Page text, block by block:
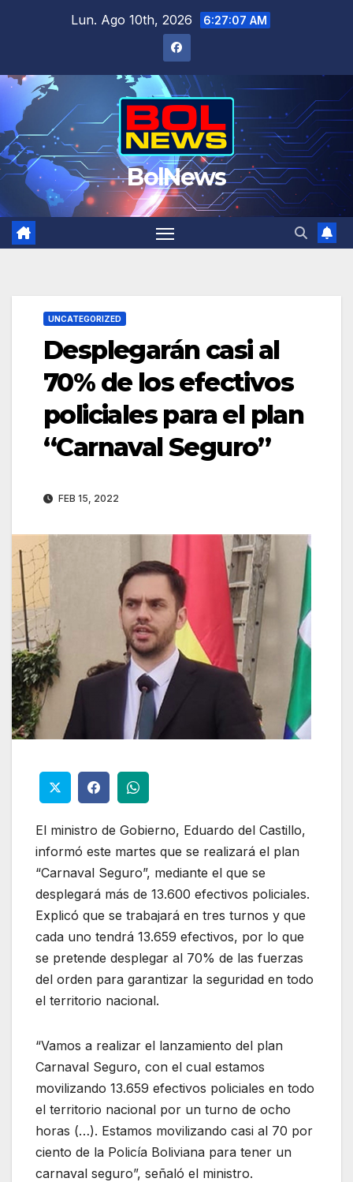
Lun. Ago 10th, 2026 6:27:07 AM
BolNews
UNCATEGORIZED
Desplegarán casi al
70% de los efectivos
policiales para el plan
“Carnaval Seguro”
FEB 15, 2022
El ministro de Gobierno, Eduardo del Castillo,
informó este martes que se realizará el plan
“Carnaval Seguro”, mediante el que se
desplegará más de 13.600 efectivos policiales.
Explicó que se trabajará en tres turnos y que
cada uno tendrá 13.659 efectivos, por lo que
se pretende desplegar al 70% de las fuerzas
del orden para garantizar la seguridad en todo
el territorio nacional.
“Vamos a realizar el lanzamiento del plan
Carnaval Seguro, con el cual estamos
movilizando 13.659 efectivos policiales en todo
el territorio nacional por un turno de ocho
horas (…). Estamos movilizando casi al 70 por
ciento de la Policía Boliviana para tener un
carnaval seguro”, señaló el ministro.